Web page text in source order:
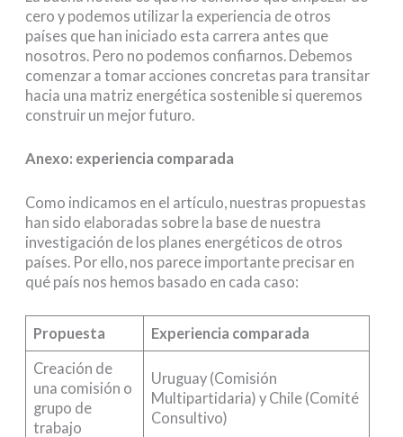
cero y podemos utilizar la experiencia de otros
países que han iniciado esta carrera antes que
nosotros. Pero no podemos confiarnos. Debemos
comenzar a tomar acciones concretas para transitar
hacia una matriz energética sostenible si queremos
construir un mejor futuro.
Anexo: experiencia comparada
Como indicamos en el artículo, nuestras propuestas
han sido elaboradas sobre la base de nuestra
investigación de los planes energéticos de otros
países. Por ello, nos parece importante precisar en
qué país nos hemos basado en cada caso:
Propuesta Experiencia comparada
Creación de
una comisión o
grupo de
trabajo
Uruguay (Comisión
Multipartidaria) y Chile (Comité
Consultivo)